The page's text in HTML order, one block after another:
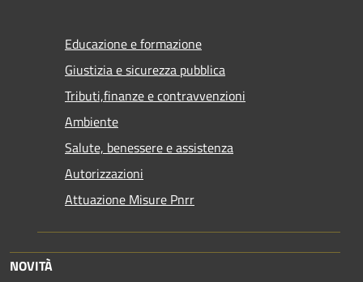
Educazione e formazione
Giustizia e sicurezza pubblica
Tributi,finanze e contravvenzioni
Ambiente
Salute, benessere e assistenza
Autorizzazioni
Attuazione Misure Pnrr
NOVITÀ